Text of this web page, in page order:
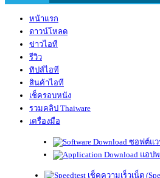
หน้าแรก
ดาวน์โหลด
ข่าวไอที
รีวิว
ทิปส์ไอที
สินค้าไอที
เช็ครอบหนัง
รวมคลิป Thaiware
เครื่องมือ
ซอฟต์แว
แอป
เช็คความเร็วเน็ต